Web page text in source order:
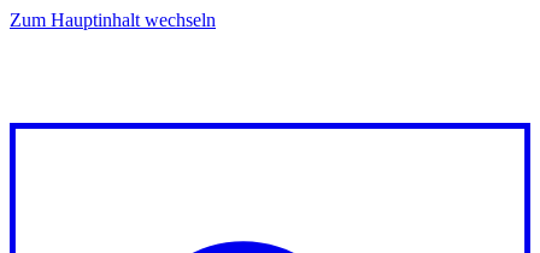
Zum Hauptinhalt wechseln